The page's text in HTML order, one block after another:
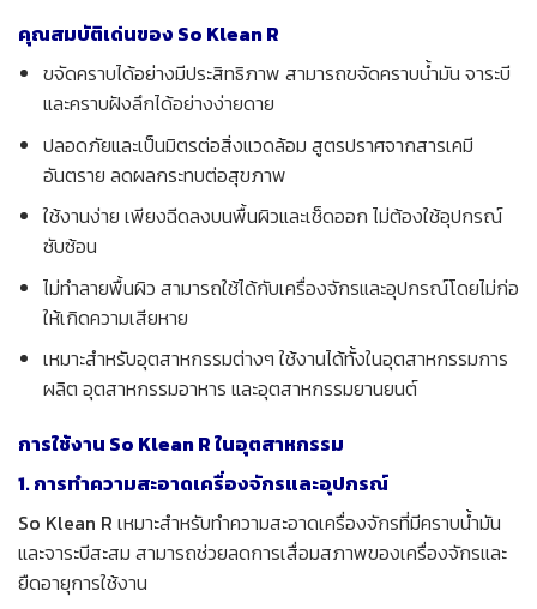
คุณสมบัติเด่นของ So Klean R
ขจัดคราบได้อย่างมีประสิทธิภาพ สามารถขจัดคราบน้ำมัน จาระบี
และคราบฝังลึกได้อย่างง่ายดาย
ปลอดภัยและเป็นมิตรต่อสิ่งแวดล้อม สูตรปราศจากสารเคมี
อันตราย ลดผลกระทบต่อสุขภาพ
ใช้งานง่าย เพียงฉีดลงบนพื้นผิวและเช็ดออก ไม่ต้องใช้อุปกรณ์
ซับซ้อน
ไม่ทำลายพื้นผิว สามารถใช้ได้กับเครื่องจักรและอุปกรณ์โดยไม่ก่อ
ให้เกิดความเสียหาย
เหมาะสำหรับอุตสาหกรรมต่างๆ ใช้งานได้ทั้งในอุตสาหกรรมการ
ผลิต อุตสาหกรรมอาหาร และอุตสาหกรรมยานยนต์
การใช้งาน So Klean R ในอุตสาหกรรม
1. การทำความสะอาดเครื่องจักรและอุปกรณ์
So Klean R เหมาะสำหรับทำความสะอาดเครื่องจักรที่มีคราบน้ำมัน
และจาระบีสะสม สามารถช่วยลดการเสื่อมสภาพของเครื่องจักรและ
ยืดอายุการใช้งาน